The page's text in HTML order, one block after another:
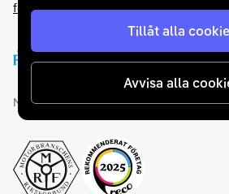
Tillåt alla
Avvisa alla
försäkringar och garantier.
Medlemskap och utmärkelser